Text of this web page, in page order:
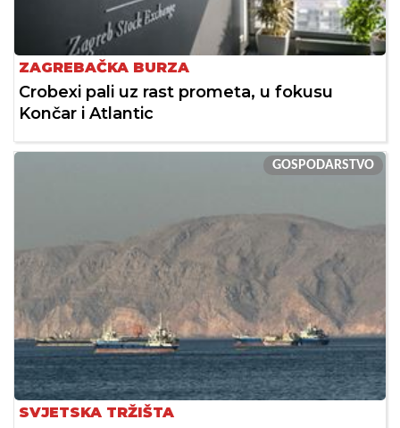
ZAGREBAČKA BURZA
Crobexi pali uz rast prometa, u fokusu
Končar i Atlantic
GOSPODARSTVO
SVJETSKA TRŽIŠTA